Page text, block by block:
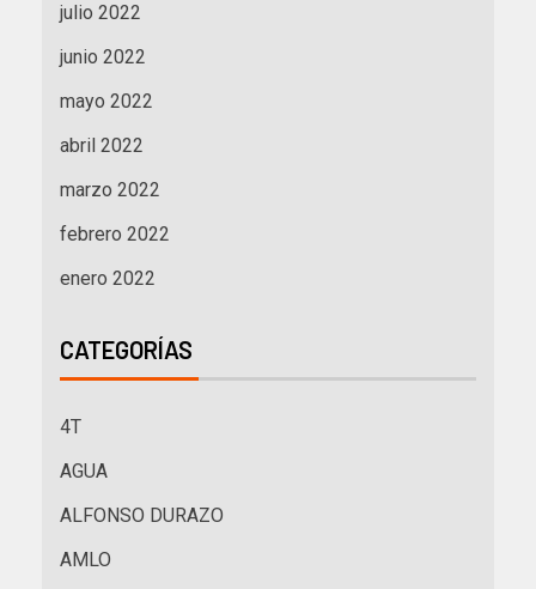
julio 2022
junio 2022
mayo 2022
abril 2022
marzo 2022
febrero 2022
enero 2022
CATEGORÍAS
4T
AGUA
ALFONSO DURAZO
AMLO